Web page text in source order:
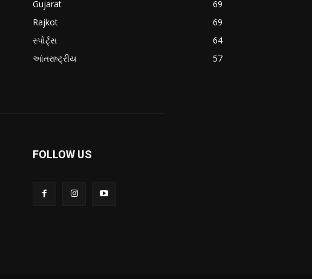
Gujarat
69
Rajkot
69
સ્પોર્ટ્સ
64
આંતરાષ્ટ્રીય
57
FOLLOW US